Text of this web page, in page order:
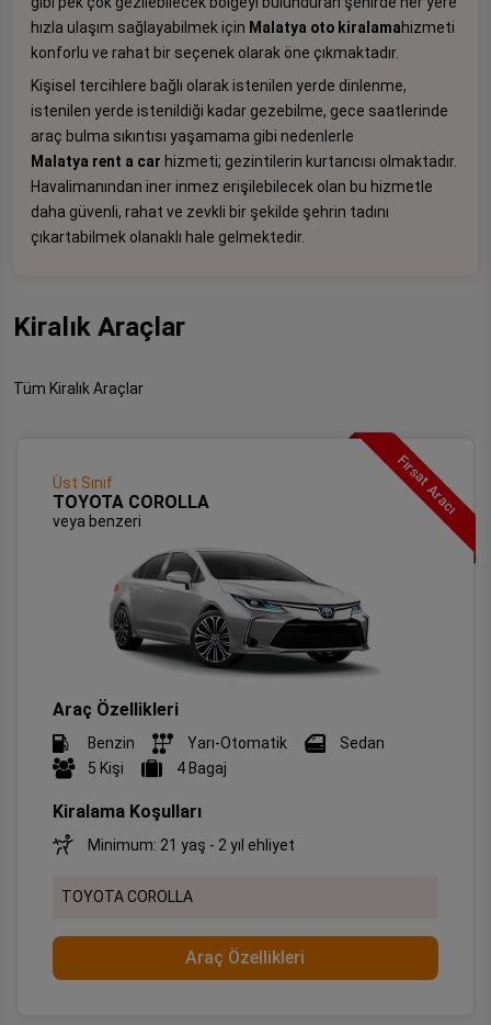
hızla ulaşım sağlayabilmek için Malatya oto kiralamahizmeti
konforlu ve rahat bir seçenek olarak öne çıkmaktadır.
Kişisel tercihlere bağlı olarak istenilen yerde dinlenme,
istenilen yerde istenildiği kadar gezebilme, gece saatlerinde
araç bulma sıkıntısı yaşamama gibi nedenlerle
Malatya rent a car hizmeti; gezintilerin kurtarıcısı olmaktadır.
Havalimanından iner inmez erişilebilecek olan bu hizmetle
daha güvenli, rahat ve zevkli bir şekilde şehrin tadını
çıkartabilmek olanaklı hale gelmektedir.
Kiralık Araçlar
Tüm Kiralık Araçlar
Fırsat Aracı
Üst Sınıf
TOYOTA COROLLA
veya benzeri
Araç Özellikleri
Benzin Yarı-Otomatik
Sedan
5 Kişi
4 Bagaj
Kiralama Koşulları
Minimum: 21 yaş - 2 yıl ehliyet
TOYOTA COROLLA
Araç Özellikleri